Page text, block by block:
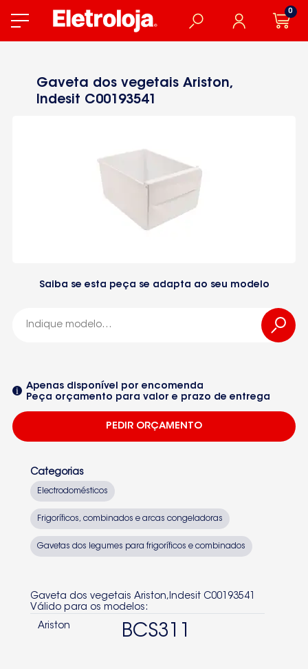
0
Gaveta dos vegetais Ariston,
Indesit C00193541
Saiba se esta peça se adapta ao seu modelo
00193541
ICN31047370260000
INC310
INC31047370260000
Seleccione um dos equipamentos da lista
Apenas disponível por encomenda
Peça orçamento para valor e prazo de entrega
PEDIR ORÇAMENTO
Categorias
Electrodomésticos
Frigoríficos, combinados e arcas congeladoras
Gavetas dos legumes para frigoríficos e combinados
Gaveta dos vegetais Ariston,Indesit C00193541
Válido para os modelos:
Ariston
BCS311